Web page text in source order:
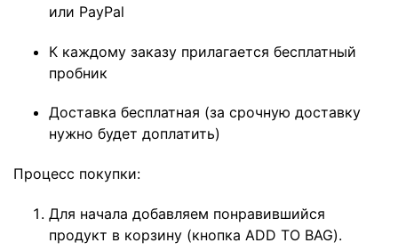
или PayPal
К каждому заказу прилагается бесплатный
пробник
Доставка бесплатная (за срочную доставку
нужно будет доплатить)
Процесс покупки:
Для начала добавляем понравившийся
продукт в корзину (кнопка ADD TO BAG).